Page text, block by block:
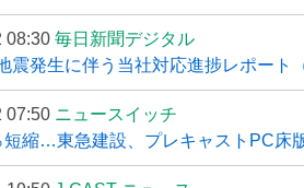
08:30 毎日新聞デジタル
震発生に伴う当社対応進捗レポート
07:50 ニュースイッチ
短縮…東急建設、プレキャストPC床